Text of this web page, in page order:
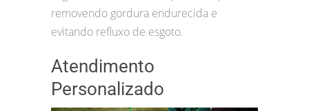
removendo gordura endurecida e
evitando refluxo de esgoto.
Atendimento
Personalizado